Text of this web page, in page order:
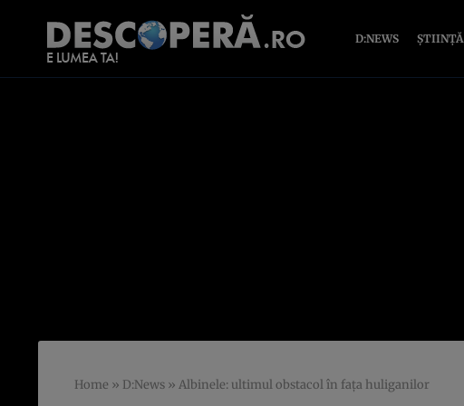
D:NEWS ȘTIINȚĂ
Home » D:News » Albinele: ultimul obstacol în faţa huliganilor